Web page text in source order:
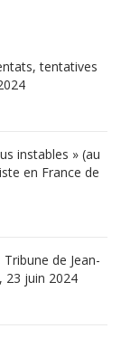
tentatives
instables » (au
en France de
de Jean-
23 juin 2024